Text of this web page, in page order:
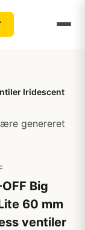
Iridescent
genereret
Big
60 mm
ventiler